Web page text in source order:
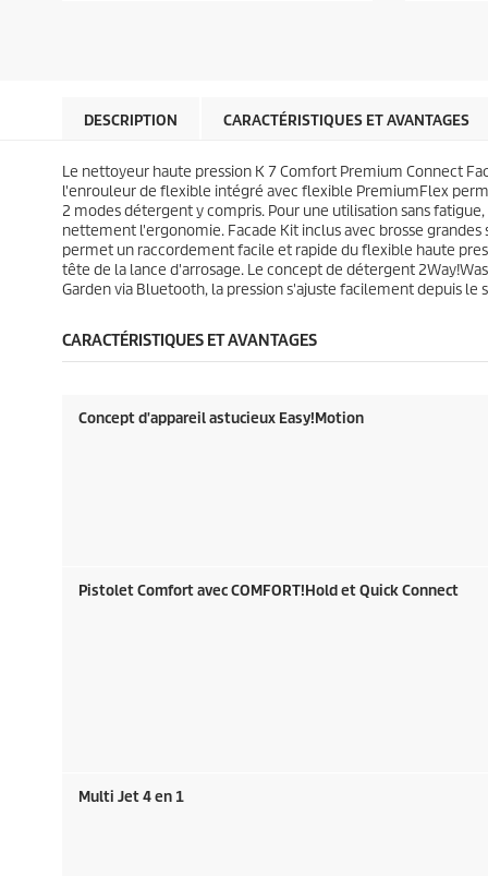
d
t
e
6
2
a
v
i
s
d
t
e
9
1
5
a
v
i
s
DESCRIPTION CARACTÉRISTIQUES ET AVANTAGES
Le nettoyeur haute pression K 7 Comfort Premium Connect
l'enrouleur de flexible intégré avec flexible PremiumFlex
2 modes détergent y compris. Pour une utilisation sans
nettement l'ergonomie. Facade Kit inclus avec brosse grandes
permet un raccordement facile et rapide du flexible haute
tête de la lance d'arrosage. Le concept de détergent
Garden via Bluetooth, la pression s'ajuste facilement depuis
CARACTÉRISTIQUES ET AVANTAGES
Concept d'appareil astucieux Easy!Motion
Pistolet Comfort avec COMFORT!Hold etQuick Connect
Multi Jet 4 en 1